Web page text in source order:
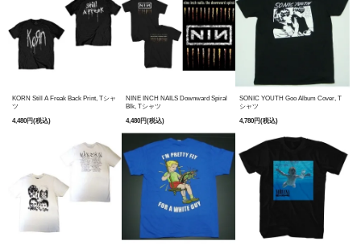
KORN Still A Freak Back Print, Tシャ
ツ
4,480円(税込)
NINE INCH NAILS Downward Spiral
Blk, Tシャツ
4,480円(税込)
SONIC YOUTH Goo Album Cover, T
シャツ
4,780円(税込)